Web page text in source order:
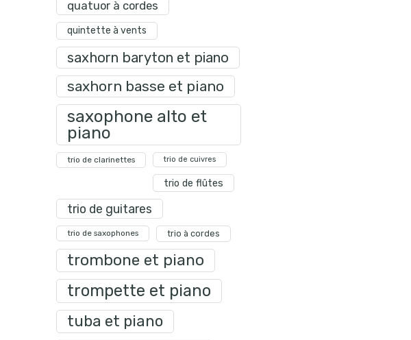
quatuor à cordes
quintette à vents
saxhorn baryton et piano
saxhorn basse et piano
saxophone alto et
piano
trio de clarinettes trio de cuivres
trio de flûtes
trio de guitares
trio de saxophones trio à cordes
trombone et piano
trompette et piano
tuba et piano